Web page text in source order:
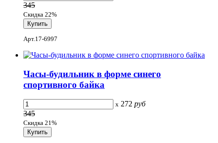
345
Скидка 22%
Арт.17-6997
Часы-будильник в форме синего
спортивного байка
x 272 руб
345
Скидка 21%